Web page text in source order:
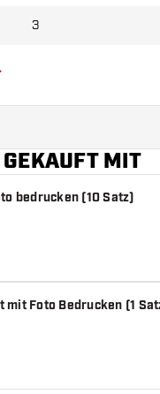
3
MIT
bedrucken (10 Satz)
mit Foto Bedrucken (1